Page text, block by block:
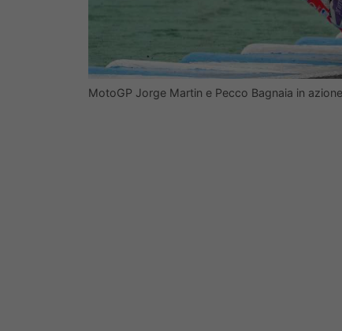
MotoGP Jorge Martin e Pecco Bagnaia in